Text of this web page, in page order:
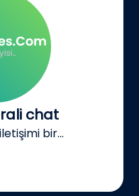
chat
bir...